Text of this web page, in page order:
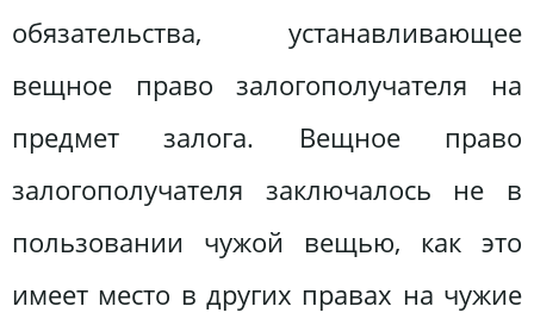
обязательства, устанавливающее
вещное право залогополучателя на
предмет залога. Вещное право
залогополучателя заключалось не в
пользовании чужой вещью, как это
имеет место в других правах на чужие